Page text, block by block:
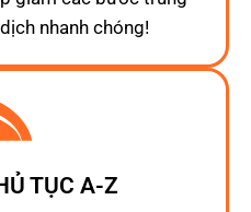
nhanh chóng!
TỤC A-Z